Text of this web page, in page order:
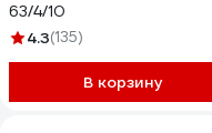
63/4/10
4.3(135)
В корзину